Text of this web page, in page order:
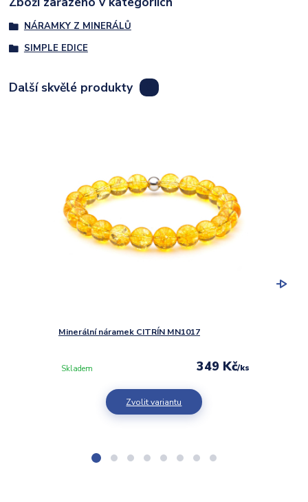
NÁRAMKY Z MINERÁLŮ
SIMPLE EDICE
Další skvělé produkty
Minerální náramek CITRÍN MN1017
349 Kč/ks
Skladem
Zvolit variantu